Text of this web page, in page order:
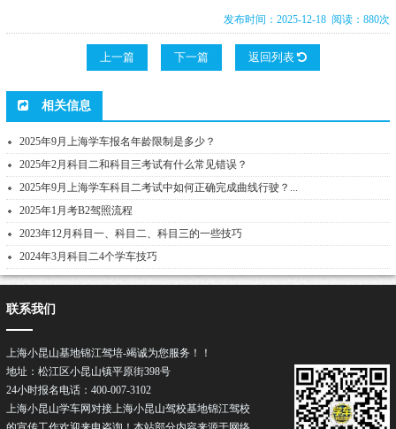
发布时间：2025-12-18 阅读：880次
上一篇 下一篇 返回列表
相关信息
2025年9月上海学车报名年龄限制是多少？
2025年2月科目二和科目三考试有什么常见错误？
2025年9月上海学车科目二考试中如何正确完成曲线行驶？...
2025年1月考B2驾照流程
2023年12月科目一、科目二、科目三的一些技巧
2024年3月科目二4个学车技巧
联系我们
上海小昆山基地锦江驾培-竭诚为您服务！！
地址：松江区小昆山镇平原街398号
24小时报名电话：400-007-3102
上海小昆山学车网对接上海小昆山驾校基地锦江驾校